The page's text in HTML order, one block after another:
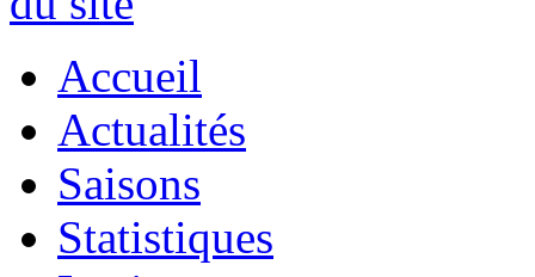
Accueil
Actualités
Saisons
Statistiques